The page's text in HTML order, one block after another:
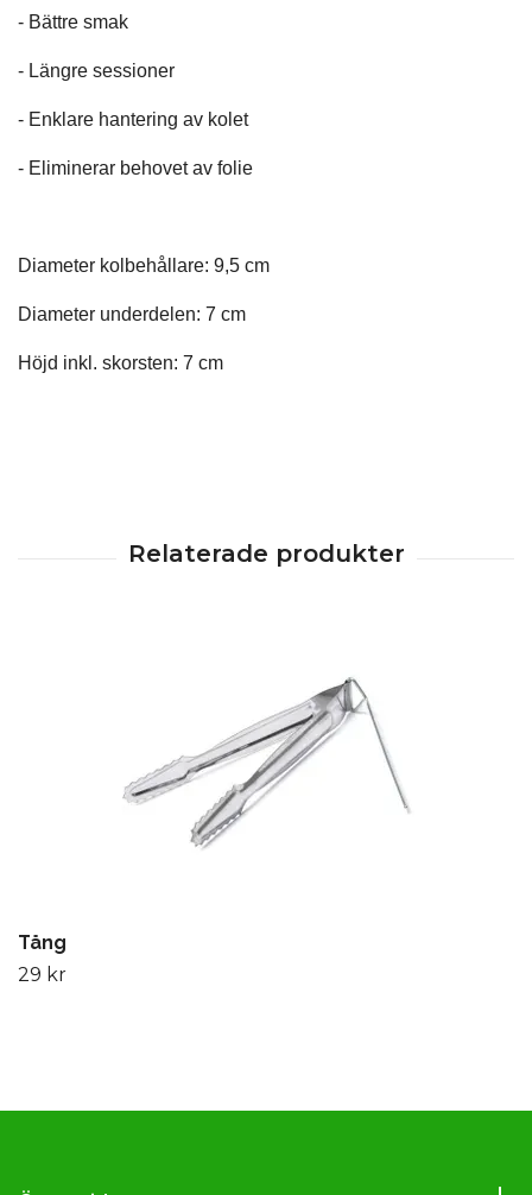
- Bättre smak
- Längre sessioner
- Enklare hantering av kolet
- Eliminerar behovet av folie
Diameter kolbehållare: 9,5 cm
Diameter underdelen: 7 cm
Höjd inkl. skorsten: 7 cm
Tång
29 kr